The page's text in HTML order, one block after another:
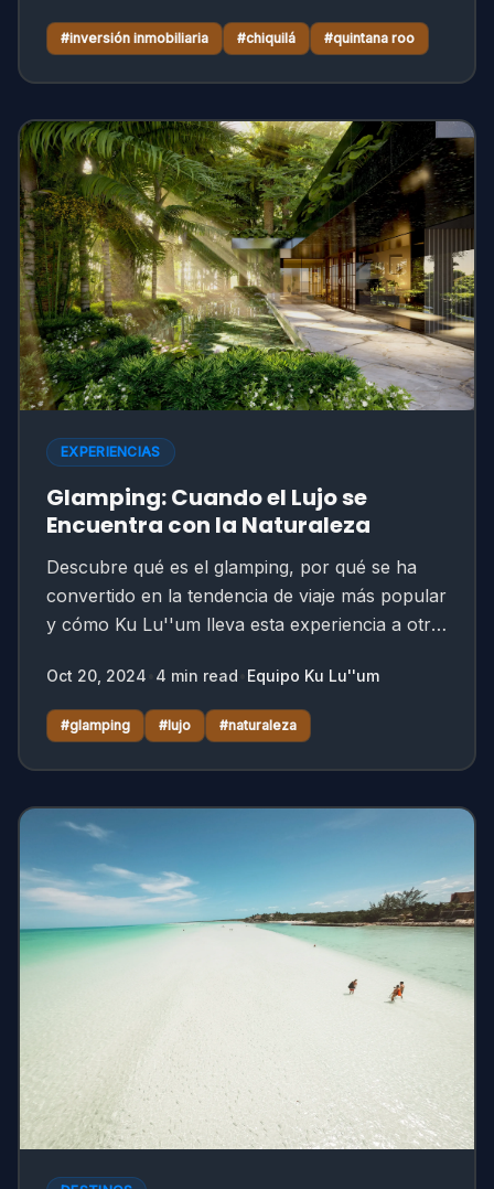
#inversión inmobiliaria #chiquilá #quintana roo
EXPERIENCIAS
Glamping: Cuando el Lujo se
Encuentra con la Naturaleza
Descubre qué es el glamping, por qué se ha
convertido en la tendencia de viaje más popular
y cómo Ku Lu''um lleva esta experiencia a otro
Oct 20, 2024 4 min read Equipo Ku Lu''um
#glamping #lujo #naturaleza